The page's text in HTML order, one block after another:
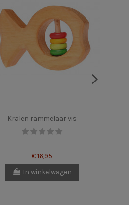
Kralen rammelaar vis
€ 16,95
In winkelwagen